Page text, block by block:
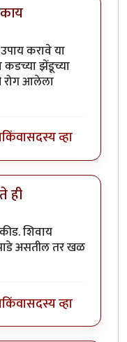
करावे या
कडच्या झेंडूच्या
रोग आलेला
किंवासदस्य व्हा
ही
शिवाय
असतील तर खळ
किंवासदस्य व्हा